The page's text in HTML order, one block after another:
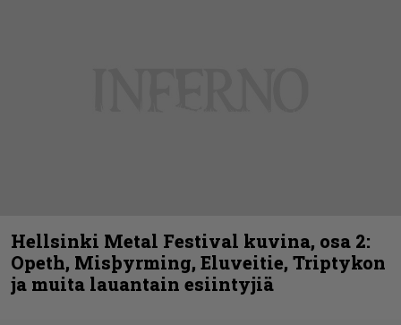
Hellsinki Metal Festival kuvina, osa 2:
Opeth, Misþyrming, Eluveitie, Triptykon
ja muita lauantain esiintyjiä